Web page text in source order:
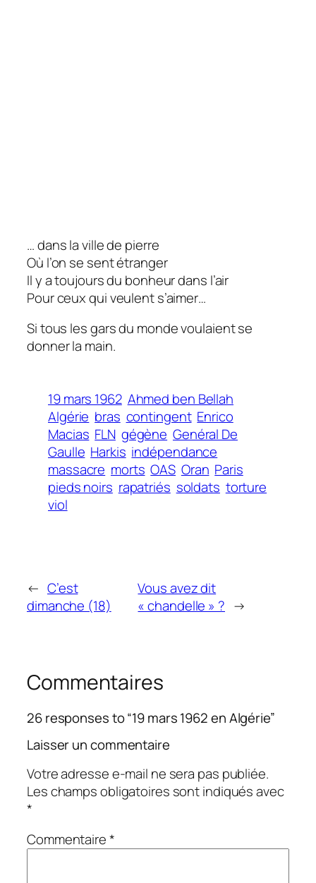
… dans la ville de pierre
Où l’on se sent étranger
Il y a toujours du bonheur dans l’air
Pour ceux qui veulent s’aimer…
Si tous les gars du monde voulaient se
donner la main.
19 mars 1962 Ahmed ben Bellah
Algérie bras contingent Enrico
Macias FLN gégène Genéral De
Gaulle Harkis indépendance
massacre morts OAS Oran Paris
pieds noirs rapatriés soldats torture
viol
← C’est
dimanche (18)
Vous avez dit
« chandelle » ? →
Commentaires
26 responses to “19 mars 1962 en Algérie”
Laisser un commentaire
Votre adresse e-mail ne sera pas publiée.
Les champs obligatoires sont indiqués avec
*
Commentaire*